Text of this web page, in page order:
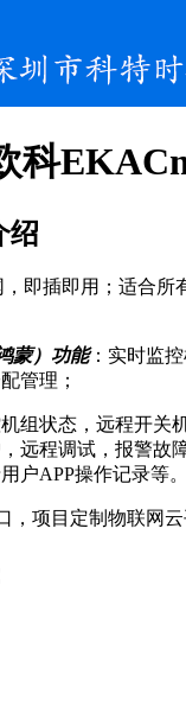
科
绍
，即插即用；适合
蒙）功能：实时监
管理；
组状态，远程开关
远程调试，报警故
户APP操作记录等。
，项目定制物联网云